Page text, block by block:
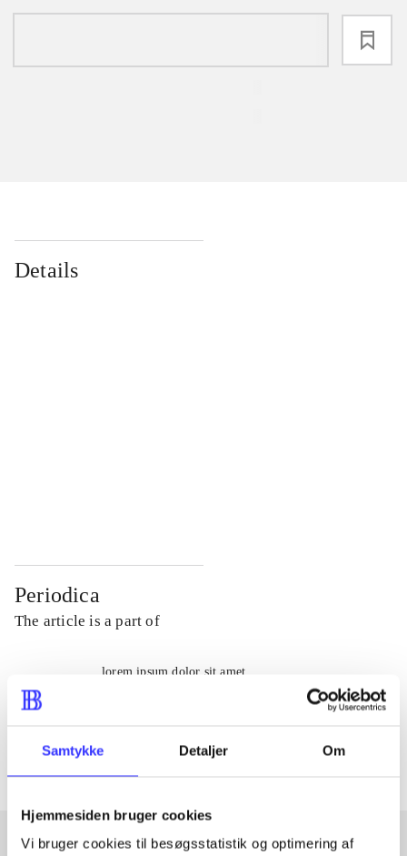
Samtykke Detaljer Om
Hjemmesiden bruger cookies
Vi bruger cookies til besøgsstatistik og optimering af
Details
Periodica
The article is a part of
lorem ipsum dolor sit amet ...